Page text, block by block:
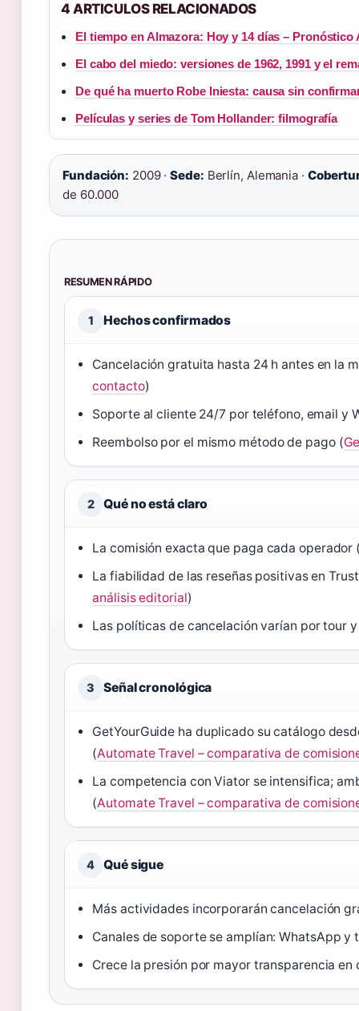
4 ARTICULOS RELACIONADOS
El tiempo en Almazora: Hoy y 14 días – Pronóstico
El cabo del miedo: versiones de 1962, 1991 y el
De qué ha muerto Robe Iniesta: causa sin
Películas y series de Tom Hollander: filmografía
Fundación: 2009 ·Sede: Berlín, Alemania ·
de 60.000
RESUMEN RÁPIDO
1 Hechos confirmados
Cancelación gratuita hasta 24 h antes en la
contacto)
Soporte al cliente 24/7 por teléfono, email y
Reembolso por el mismo método de pago (
2 Qué no está claro
La comisión exacta que paga cada operador
La fiabilidad de las reseñas positivas en
análisis editorial)
Las políticas de cancelación varían por tour
3 Señal cronológica
GetYourGuide ha duplicado su catálogo
(Automate Travel – comparativa de
La competencia con Viator se intensifica;
(Automate Travel – comparativa de
4 Qué sigue
Más actividades incorporarán cancelación
Canales de soporte se amplían: WhatsApp y
Crece la presión por mayor transparencia en